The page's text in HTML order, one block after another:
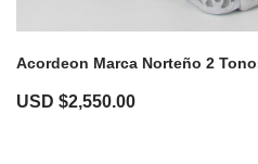
Acordeon Marca Norteño 2
USD $2,550.00